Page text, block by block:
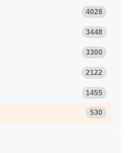
4028
3448
3300
2122
1455
530